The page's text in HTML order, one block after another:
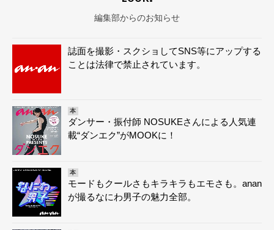
編集部からのお知らせ
誌面を撮影・スクショしてSNS等にアップする
ことは法律で禁止されています。
本
ダンサー・振付師 NOSUKEさんによる人気連
載“ダンエク”がMOOKに！
本
モードもクールさもキラキラもエモさも。anan
が撮るなにわ男子の魅力全部。